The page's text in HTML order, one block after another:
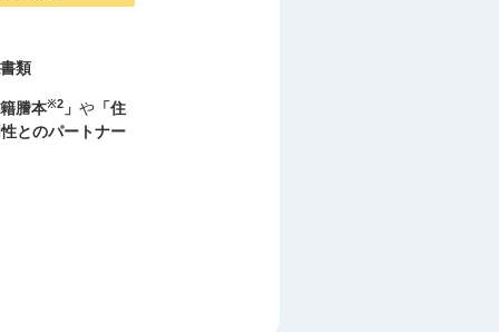
類
籍謄本※2 」 や 「住
性とのパートナー